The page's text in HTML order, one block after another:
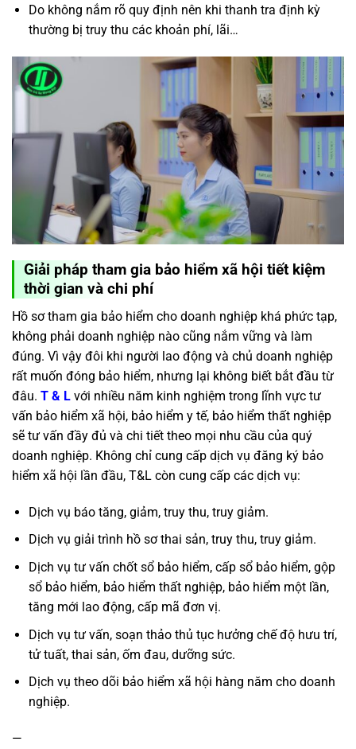
Do không nắm rõ quy định nên khi thanh tra định kỳ
thường bị truy thu các khoản phí, lãi…
Giải pháp tham gia bảo hiểm xã hội tiết kiệm
thời gian và chi phí
Hồ sơ tham gia bảo hiểm cho doanh nghiệp khá phức tạp,
không phải doanh nghiệp nào cũng nắm vững và làm
đúng. Vì vậy đôi khi người lao động và chủ doanh nghiệp
rất muốn đóng bảo hiểm, nhưng lại không biết bắt đầu từ
đâu. T & L với nhiều năm kinh nghiệm trong lĩnh vực tư
vấn bảo hiểm xã hội, bảo hiểm y tế, bảo hiểm thất nghiệp
sẽ tư vấn đầy đủ và chi tiết theo mọi nhu cầu của quý
doanh nghiệp. Không chỉ cung cấp dịch vụ đăng ký bảo
hiểm xã hội lần đầu, T&L còn cung cấp các dịch vụ:
Dịch vụ báo tăng, giảm, truy thu, truy giảm.
Dịch vụ giải trình hồ sơ thai sản, truy thu, truy giảm.
Dịch vụ tư vấn chốt sổ bảo hiểm, cấp sổ bảo hiểm, gộp
sổ bảo hiểm, bảo hiểm thất nghiệp, bảo hiểm một lần,
tăng mới lao động, cấp mã đơn vị.
Dịch vụ tư vấn, soạn thảo thủ tục hưởng chế độ hưu trí,
tử tuất, thai sản, ốm đau, dưỡng sức.
Dịch vụ theo dõi bảo hiểm xã hội hàng năm cho doanh
nghiệp.
—